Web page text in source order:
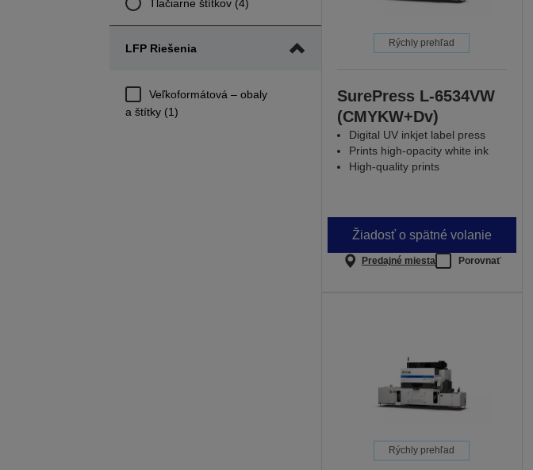
Tlačiarne štítkov (4)
LFP Riešenia
Veľkoformátová – obaly
a štítky (1)
Rýchly prehľad
SurePress L-6534VW
(CMYKW+Dv)
Digital UV inkjet label press
Prints high-opacity white ink
High-quality prints
Žiadosť o spätné volanie
Predajné miesta Porovnať
Rýchly prehľad